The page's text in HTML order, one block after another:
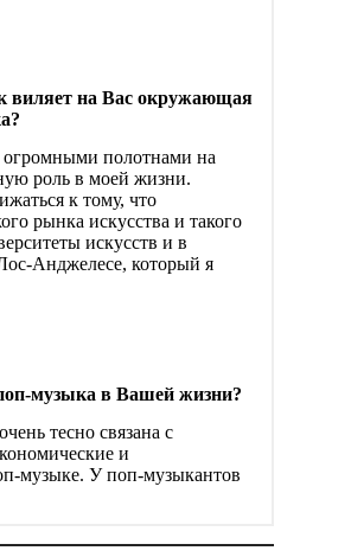
виляет на Вас окружающая
огромными полотнами на
роль в моей жизни.
к тому, что
рынка искусства и такого
искусств и в
Анджелесе, который я
музыка в Вашей жизни?
тесно связана с
и
музыке. У поп-музыкантов